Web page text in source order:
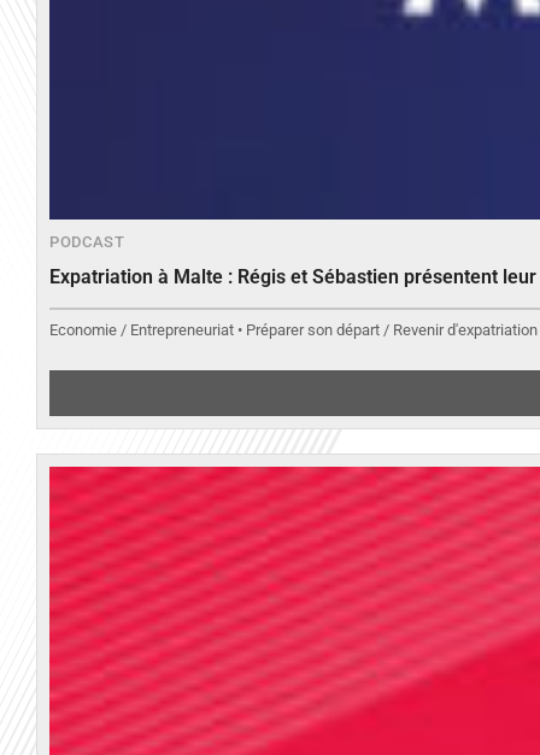
PODCAST
Expatriation à Malte : Régis et Sébastien présentent
Economie / Entrepreneuriat • Préparer son départ / Revenir d'expatriation